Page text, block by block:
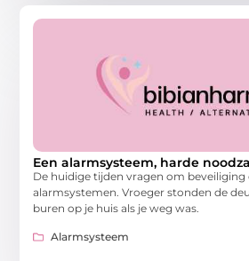
Een alarmsysteem, harde
De huidige tijden vragen om beveiliging
alarmsystemen. Vroeger stonden de
buren op je huis als je weg was.
Alarmsysteem